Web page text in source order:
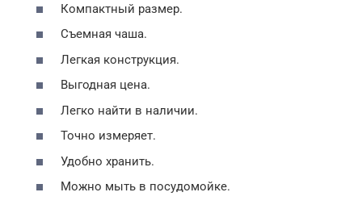
Компактный размер.
Съемная чаша.
Легкая конструкция.
Выгодная цена.
Легко найти в наличии.
Точно измеряет.
Удобно хранить.
Можно мыть в посудомойке.